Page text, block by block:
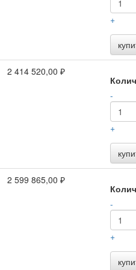
+
2 414 520,00 ₽
-
+
2 599 865,00 ₽
-
+